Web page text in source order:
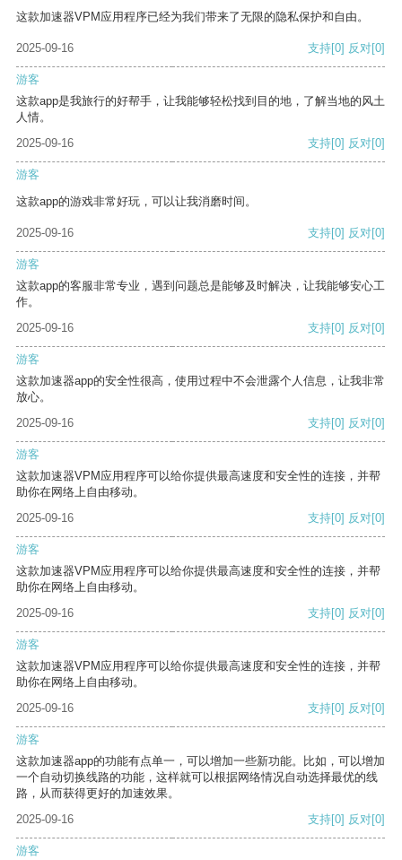
这款加速器VPM应用程序已经为我们带来了无限的隐私保护和自由。
2025-09-16 支持[0] 反对[0]
游客
这款app是我旅行的好帮手，让我能够轻松找到目的地，了解当地的风土
人情。
2025-09-16
支持[0] 反对[0]
游客
这款app的游戏非常好玩，可以让我消磨时间。
2025-09-16 支持[0] 反对[0]
游客
这款app的客服非常专业，遇到问题总是能够及时解决，让我能够安心工
作。
2025-09-16
支持[0] 反对[0]
游客
这款加速器app的安全性很高，使用过程中不会泄露个人信息，让我非常
放心。
2025-09-16
支持[0] 反对[0]
游客
这款加速器VPM应用程序可以给你提供最高速度和安全性的连接，并帮
助你在网络上自由移动。
2025-09-16
支持[0] 反对[0]
游客
这款加速器VPM应用程序可以给你提供最高速度和安全性的连接，并帮
助你在网络上自由移动。
2025-09-16
支持[0] 反对[0]
游客
这款加速器VPM应用程序可以给你提供最高速度和安全性的连接，并帮
助你在网络上自由移动。
2025-09-16
支持[0] 反对[0]
游客
这款加速器app的功能有点单一，可以增加一些新功能。比如，可以增加
一个自动切换线路的功能，这样就可以根据网络情况自动选择最优的线
路，从而获得更好的加速效果。
2025-09-16
支持[0] 反对[0]
游客